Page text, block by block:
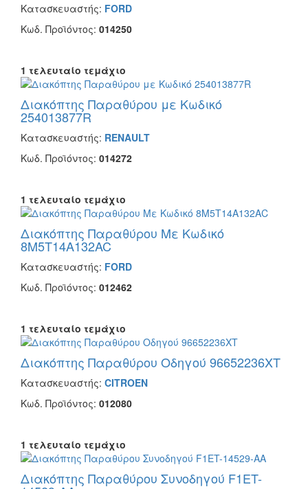
Κατασκευαστής: FORD
Κωδ. Προϊόντος: 014250
1 τελευταίο τεμάχιο
Διακόπτης Παραθύρου με Κωδικό
254013877R
Κατασκευαστής: RENAULT
Κωδ. Προϊόντος: 014272
1 τελευταίο τεμάχιο
Διακόπτης Παραθύρου Με Κωδικό
8M5T14A132AC
Κατασκευαστής: FORD
Κωδ. Προϊόντος: 012462
1 τελευταίο τεμάχιο
Διακόπτης Παραθύρου Οδηγού 96652236XT
Κατασκευαστής: CITROEN
Κωδ. Προϊόντος: 012080
1 τελευταίο τεμάχιο
Διακόπτης Παραθύρου Συνοδηγού F1ET-